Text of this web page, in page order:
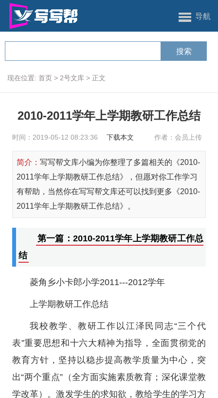
导航
现在位置: 首页 > 2号文库 > 正文
2010-2011学年上学期教研工作总结
时间：2019-05-12 08:23:36 下载本文 作者：会员上传
简介： 写写帮文库小编为你整理了多篇相关的《2010-
2011学年上学期教研工作总结》，但愿对你工作学习
有帮助，当然你在写写帮文库还可以找到更多《2010-
2011学年上学期教研工作总结》。
第一篇：2010-2011学年上学期教研工作总
结
菱角乡小卡郎小学2011---2012学年
上学期教研工作总结
我校教学、教研工作以江泽民同志“三个代
表”重要思想和十六大精神为指导，全面贯彻党的
教育方针，坚持以稳步提高教学质量为中心，突
出“两个重点”（全方面实施素质教育；深化课堂教
学改革）。激发学生的求知欲，教给学生的学习方